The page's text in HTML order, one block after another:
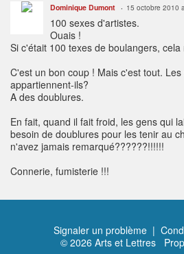
Dominique Dumont 15 octobre 2010
100 sexes d'artistes.
Ouais !
Si c'était 100 texes de boulangers,
C'est un bon coup ! Mais c'est tout.
appartiennent-ils?
A des doublures.
En fait, quand il fait froid, les gens qui
besoin de doublures pour les tenir au
n'avez jamais remarqué??????!!!!!!
Connerie, fumisterie !!!
Signaler un problème |
© 2026 Arts et Lettres